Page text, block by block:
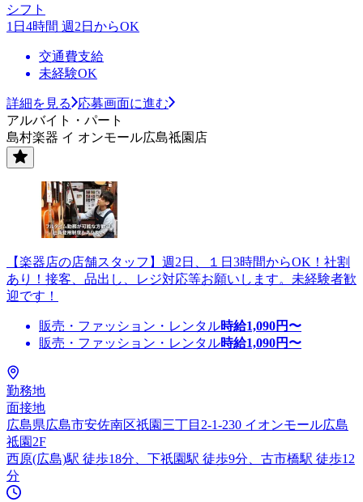
シフト
1日4時間 週2日からOK
交通費支給
未経験OK
詳細を見る
応募画面に進む
アルバイト・パート
島村楽器 イ オンモール広島祗園店
【楽器店の店舗スタッフ】週2日、１日3時間からOK！社割
あり！接客、品出し、レジ対応等お願いします。未経験者歓
迎です！
販売・ファッション・レンタル時給1,090円〜
販売・ファッション・レンタル時給1,090円〜
勤務地
面接地
広島県広島市安佐南区祇園三丁目2-1-230 イオンモール広島
祗園2F
西原(広島)駅 徒歩18分、下祇園駅 徒歩9分、古市橋駅 徒歩12
分